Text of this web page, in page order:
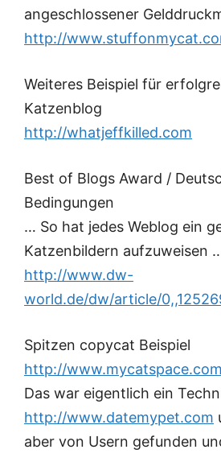
angeschlossener
http://
Weiteres Beispiel für
Katzenblog
http://whatjeffkilled.com
Best of Blogs Award /
Bedingungen
… So hat jedes Weblog ein
Katzenbildern aufzuweisen
http://www.dw-
world.de/dw/article/
Spitzen copycat Beispiel
http://www.mycatspace.com
Das war eigentlich ein
http://www.datemypet.com
aber von Usern gefunden